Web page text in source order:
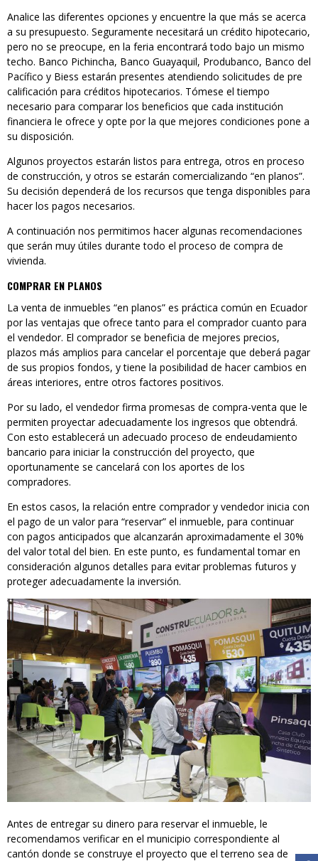
Analice las diferentes opciones y encuentre la que más se acerca
a su presupuesto. Seguramente necesitará un crédito hipotecario,
pero no se preocupe, en la feria encontrará todo bajo un mismo
techo. Banco Pichincha, Banco Guayaquil, Produbanco, Banco del
Pacífico y Biess estarán presentes atendiendo solicitudes de pre
calificación para créditos hipotecarios. Tómese el tiempo
necesario para comparar los beneficios que cada institución
financiera le ofrece y opte por la que mejores condiciones pone a
su disposición.
Algunos proyectos estarán listos para entrega, otros en proceso
de construcción, y otros se estarán comercializando “en planos”.
Su decisión dependerá de los recursos que tenga disponibles para
hacer los pagos necesarios.
A continuación nos permitimos hacer algunas recomendaciones
que serán muy útiles durante todo el proceso de compra de
vivienda.
COMPRAR EN PLANOS
La venta de inmuebles “en planos” es práctica común en Ecuador
por las ventajas que ofrece tanto para el comprador cuanto para
el vendedor. El comprador se beneficia de mejores precios,
plazos más amplios para cancelar el porcentaje que deberá pagar
de sus propios fondos, y tiene la posibilidad de hacer cambios en
áreas interiores, entre otros factores positivos.
Por su lado, el vendedor firma promesas de compra-venta que le
permiten proyectar adecuadamente los ingresos que obtendrá.
Con esto establecerá un adecuado proceso de endeudamiento
bancario para iniciar la construcción del proyecto, que
oportunamente se cancelará con los aportes de los
compradores.
En estos casos, la relación entre comprador y vendedor inicia con
el pago de un valor para “reservar” el inmueble, para continuar
con pagos anticipados que alcanzarán aproximadamente el 30%
del valor total del bien. En este punto, es fundamental tomar en
consideración algunos detalles para evitar problemas futuros y
proteger adecuadamente la inversión.
Antes de entregar su dinero para reservar el inmueble, le
recomendamos verificar en el municipio correspondiente al
cantón donde se construye el proyecto que el terreno sea de